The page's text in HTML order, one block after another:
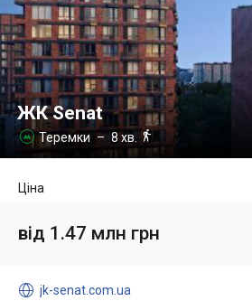
ЖК Senat
 Теремки – 8 хв. 
Ціна
від 1.47 млн грн
 jk-senat.com.ua